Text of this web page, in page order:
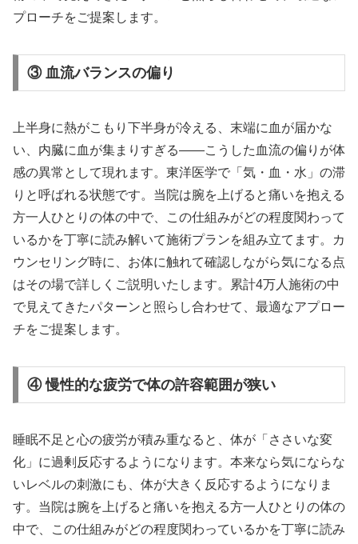
プローチをご提案します。
③ 血流バランスの偏り
上半身に熱がこもり下半身が冷える、末端に血が届かな
い、内臓に血が集まりすぎる——こうした血流の偏りが体
感の異常として現れます。東洋医学で「気・血・水」の滞
りと呼ばれる状態です。当院は腕を上げると痛いを抱える
方一人ひとりの体の中で、この仕組みがどの程度関わって
いるかを丁寧に読み解いて施術プランを組み立てます。カ
ウンセリング時に、お体に触れて確認しながら気になる点
はその場で詳しくご説明いたします。累計4万人施術の中
で見えてきたパターンと照らし合わせて、最適なアプロー
チをご提案します。
④ 慢性的な疲労で体の許容範囲が狭い
睡眠不足と心の疲労が積み重なると、体が「ささいな変
化」に過剰反応するようになります。本来なら気にならな
いレベルの刺激にも、体が大きく反応するようになりま
す。当院は腕を上げると痛いを抱える方一人ひとりの体の
中で、この仕組みがどの程度関わっているかを丁寧に読み